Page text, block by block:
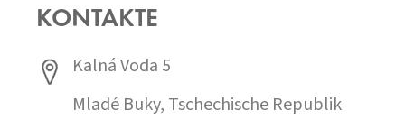
KONTAKTE
Kalná Voda 5
Mladé Buky, Tschechische Republik